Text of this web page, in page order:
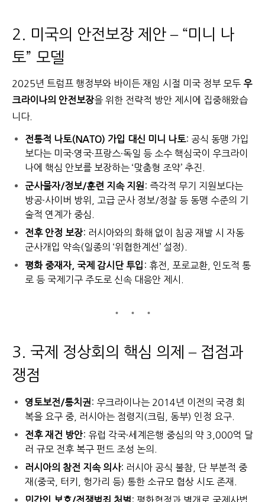
2. 미국의 안전보장 제안 – “미니 나
토” 모델
2025년 트럼프 행정부와 바이든 재임 시절 미국 정부 모두 우
크라이나의 안전보장을 위한 전략적 방안 제시에 집중해왔습
니다.
전통적 나토(NATO) 가입 대신 미니 나토: 공식 동맹 가입
보다는 미국·영국·프랑스·독일 등 소수 핵심국이 우크라이
나에 핵심 안보를 보장하는 ‘맞춤형 조약’ 추진.
군사물자/정보/훈련 지속 지원 : 즉각적 무기 지원보다는
방공·사이버 방위, 고급 군사 정보/정찰 등 동맹 수준의 기
술적 연계가 중심.
전후 안정 보장: 러시아와의 화해 없이 침공 재발 시 자동
군사개입 약속(일종의 ‘위협한계선’ 설정).
평화 중재자, 국제 감시단 투입 : 휴전, 포로교환, 인도적 통
로 등 국제기구 주도로 신속 대응안 제시.
3. 국제 정상회의 핵심 의제 – 접점과
쟁점
영토보전/통치권 : 우크라이나는 2014년 이전의 국경 회
복을 요구 중, 러시아는 점령지(크림, 동부) 인정 요구.
전후 재건 방안: 유럽 각국·세계은행 중심의 약 3,000억 달
러 규모 전후 복구 펀드 조성 논의.
러시아의 참전 지속 의사: 러시아 공식 불참, 단 부분적 중
재(중국, 터키, 헝가리 등) 통한 소규모 협상 시도 존재.